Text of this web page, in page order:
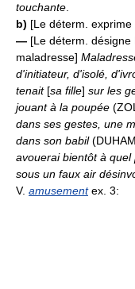
touchante
b) [Le déterm. exprime
— [Le déterm.
maladresse]
d'initiateur, d'isolé,
tenait [sa fille] sur les
jouant à la poupée
dans ses gestes, une
dans son babil
avouerai bientôt à
sous un faux air
V. amusementex. 3: